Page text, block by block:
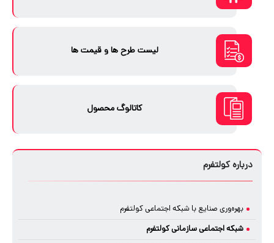
لیست طرح ها و قیمت ها
کاتالوگ محصول
درباره کولتفرم
بهره‌وری صنایع با شبکه اجتماعی کولتفرم
شبکه اجتماعی سازمانیکولتفرم